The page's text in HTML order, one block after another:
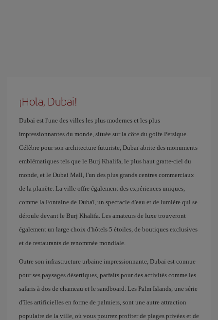
¡Hola, Dubai!
Dubaï est l'une des villes les plus modernes et les plus
impressionnantes du monde, située sur la côte du golfe Persique.
Célèbre pour son architecture futuriste, Dubaï abrite des monuments
emblématiques tels que le Burj Khalifa, le plus haut gratte-ciel du
monde, et le Dubai Mall, l'un des plus grands centres commerciaux
de la planète. La ville offre également des expériences uniques,
comme la Fontaine de Dubaï, un spectacle d'eau et de lumière qui se
déroule devant le Burj Khalifa. Les amateurs de luxe trouveront
également un large choix d'hôtels 5 étoiles, de boutiques exclusives
et de restaurants de renommée mondiale.
Outre son infrastructure urbaine impressionnante, Dubaï est connue
pour ses paysages désertiques, parfaits pour des activités comme les
safaris à dos de chameau et le sandboard. Les Palm Islands, une série
d'îles artificielles en forme de palmiers, sont une autre attraction
populaire de la ville, où vous pourrez profiter de plages privées et de